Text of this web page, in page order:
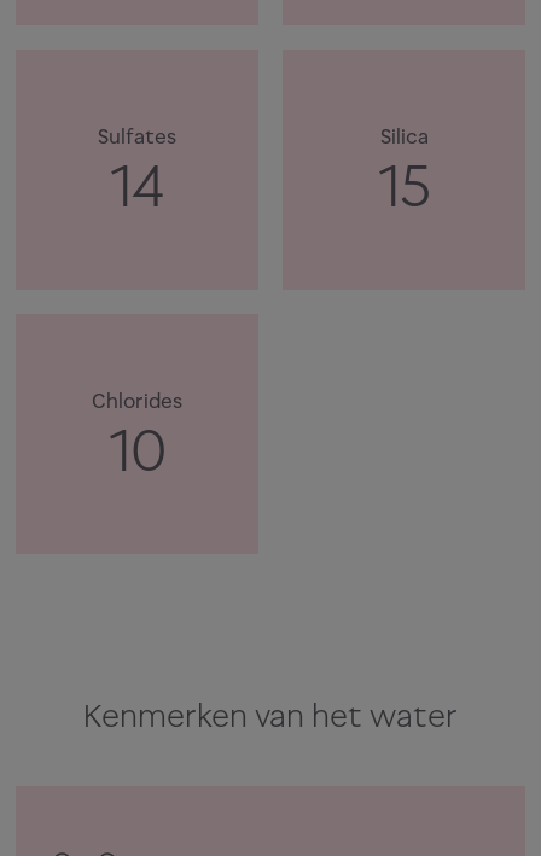
Sulfates
14
Silica
15
Chlorides
10
Kenmerken van het water